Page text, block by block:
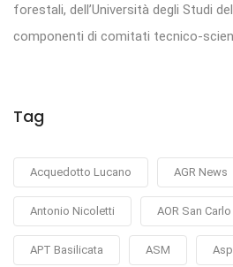
forestali, dell’Università degli Studi
componenti di comitati tecnico-
Tag
Acquedotto Lucano AGR News
Antonio Nicoletti AOR San Carlo
APT Basilicata ASM Asp